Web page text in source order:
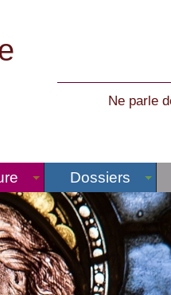
Ne parle
Dossiers